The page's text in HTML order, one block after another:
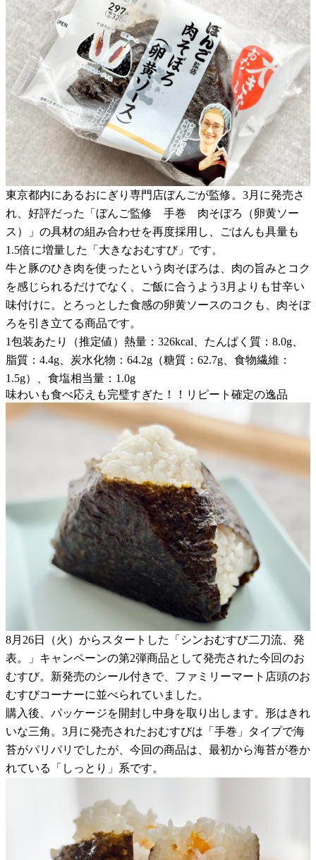
東京都内にあるおにぎり専門店ぼんごが監修。3月に発売さ
れ、好評だった「ぼんご監修 手巻 肉そぼろ（卵黄ソー
ス）」の具材の組み合わせを再度採用し、ごはんも具量も
1.5倍に増量した「大きなおむすび」です。
牛と豚のひき肉を使ったという肉そぼろは、肉の旨みとコク
を感じられるだけでなく、ご飯に合うよう3月よりも甘辛い
味付けに。とろっとした食感の卵黄ソースのコクも、肉そぼ
ろを引き立てる商品です。
1包装あたり（推定値）熱量：326kcal、たんぱく質：8.0g、
脂質：4.4g、炭水化物：64.2g（糖質：62.7g、食物繊維：
1.5g）、食塩相当量：1.0g
味わいも食べ応えも完璧すぎた！！リピート確定の逸品
8月26日（火）からスタートした「シンおむすび二刀流、発
表。」キャンペーンの第2弾商品として発売された今回のお
むすび。新発売のシール付きで、ファミリーマート店頭のお
むすびコーナーに並べられていました。
購入後、パッケージを開封し中身を取り出します。形はきれ
いな三角。3月に発売されたおむすびは「手巻」タイプで海
苔がパリパリでしたが、今回の商品は、最初から海苔が巻か
れている「しっとり」系です。